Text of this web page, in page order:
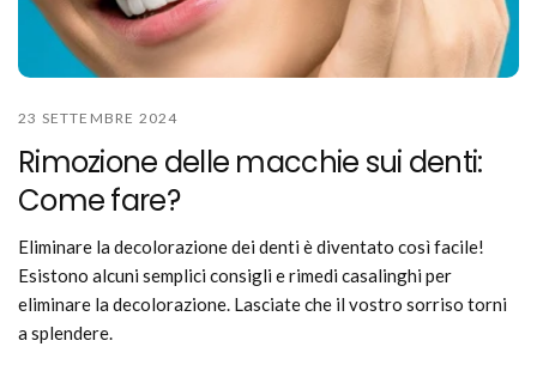
23 SETTEMBRE 2024
Rimozione delle macchie sui denti:
Come fare?
Eliminare la decolorazione dei denti è diventato così facile!
Esistono alcuni semplici consigli e rimedi casalinghi per
eliminare la decolorazione. Lasciate che il vostro sorriso torni
a splendere.